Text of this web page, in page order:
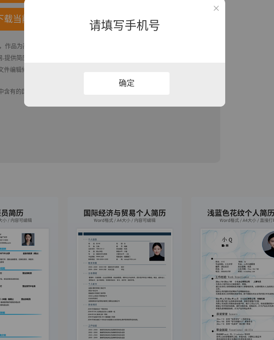
载当前模板
作品为高清大图模板，格式为docx， 属于
提供简历,PPT,Word,Excel优质模板素材下载
编辑修改源文件文字和图片即可使用。
有的国旗、国徽等政治图案不享有权利，仅作为作品整体效果的示例展示，
请填写手机号
确定